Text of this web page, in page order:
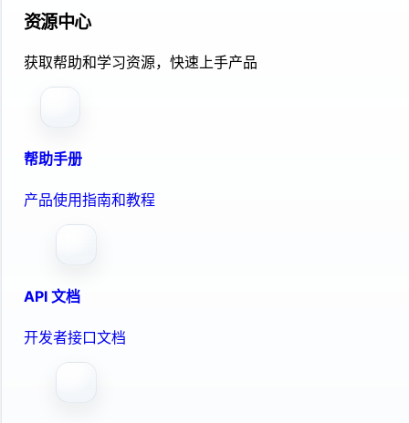
资源中心
获取帮助和学习资源，快速上手产品
帮助手册
产品使用指南和教程
API 文档
开发者接口文档